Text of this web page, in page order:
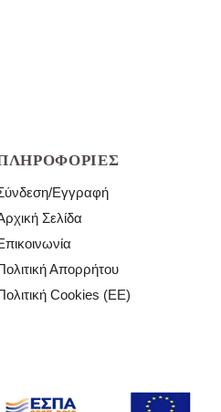
Εγγραφή
Σελίδα
Απορρήτου
Cookies (ΕΕ)